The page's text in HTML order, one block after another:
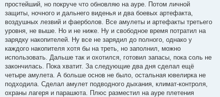
простейший, но покруче что обновляю на ауре. Потом личной
защиты, ночного и дальнего виденья и два боевых артефакта,
воздушных лезвий и фаерболов. Все амулеты и артефакты третьего
уровня, не выше. Но и не ниже. Ну и свободное время потратил на
зарядку накопителей. Ну все не зарядил до полного, однако у
каждого накопителя хотя бы на треть, но заполнил, можно
использовать. Дальше так и охотился, готовил запасы, пока соль не
закончилась. Пока хватит. За следующие два дня сделал ещё
четыре амулета. А больше основ не было, остальная ювелирка не
подходила. Сделал амулет подводного дыхания, климат-контроля,
охраны лагеря и парашюта. Плюс разместил на ауре плетения